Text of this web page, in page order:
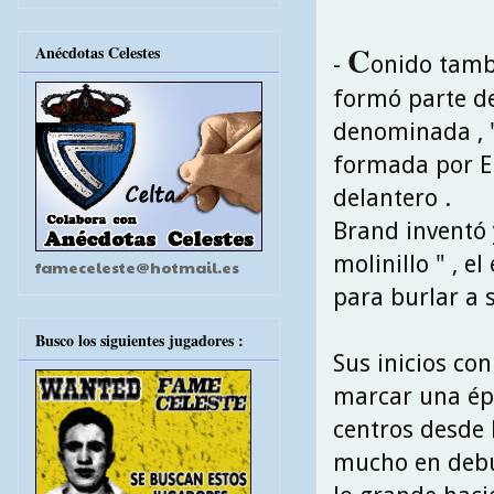
- Conido
formó parte
denominada ,
formada por
delantero .
Brand
molinillo " , el
para burlar a
Sus inicios
marcar una
centros
mucho en
Anécdotas Celestes
fameceleste@hotmail.es
Busco los siguientes jugadores :